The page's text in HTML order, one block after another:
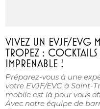
VIVEZ UN EVJF/EVG
TROPEZ : COCKTAILS
IMPRENABLE !
Préparez-vous à une
votre EVJF/EVG à Saint-
mobile est là pour vous
Avec notre équipe de